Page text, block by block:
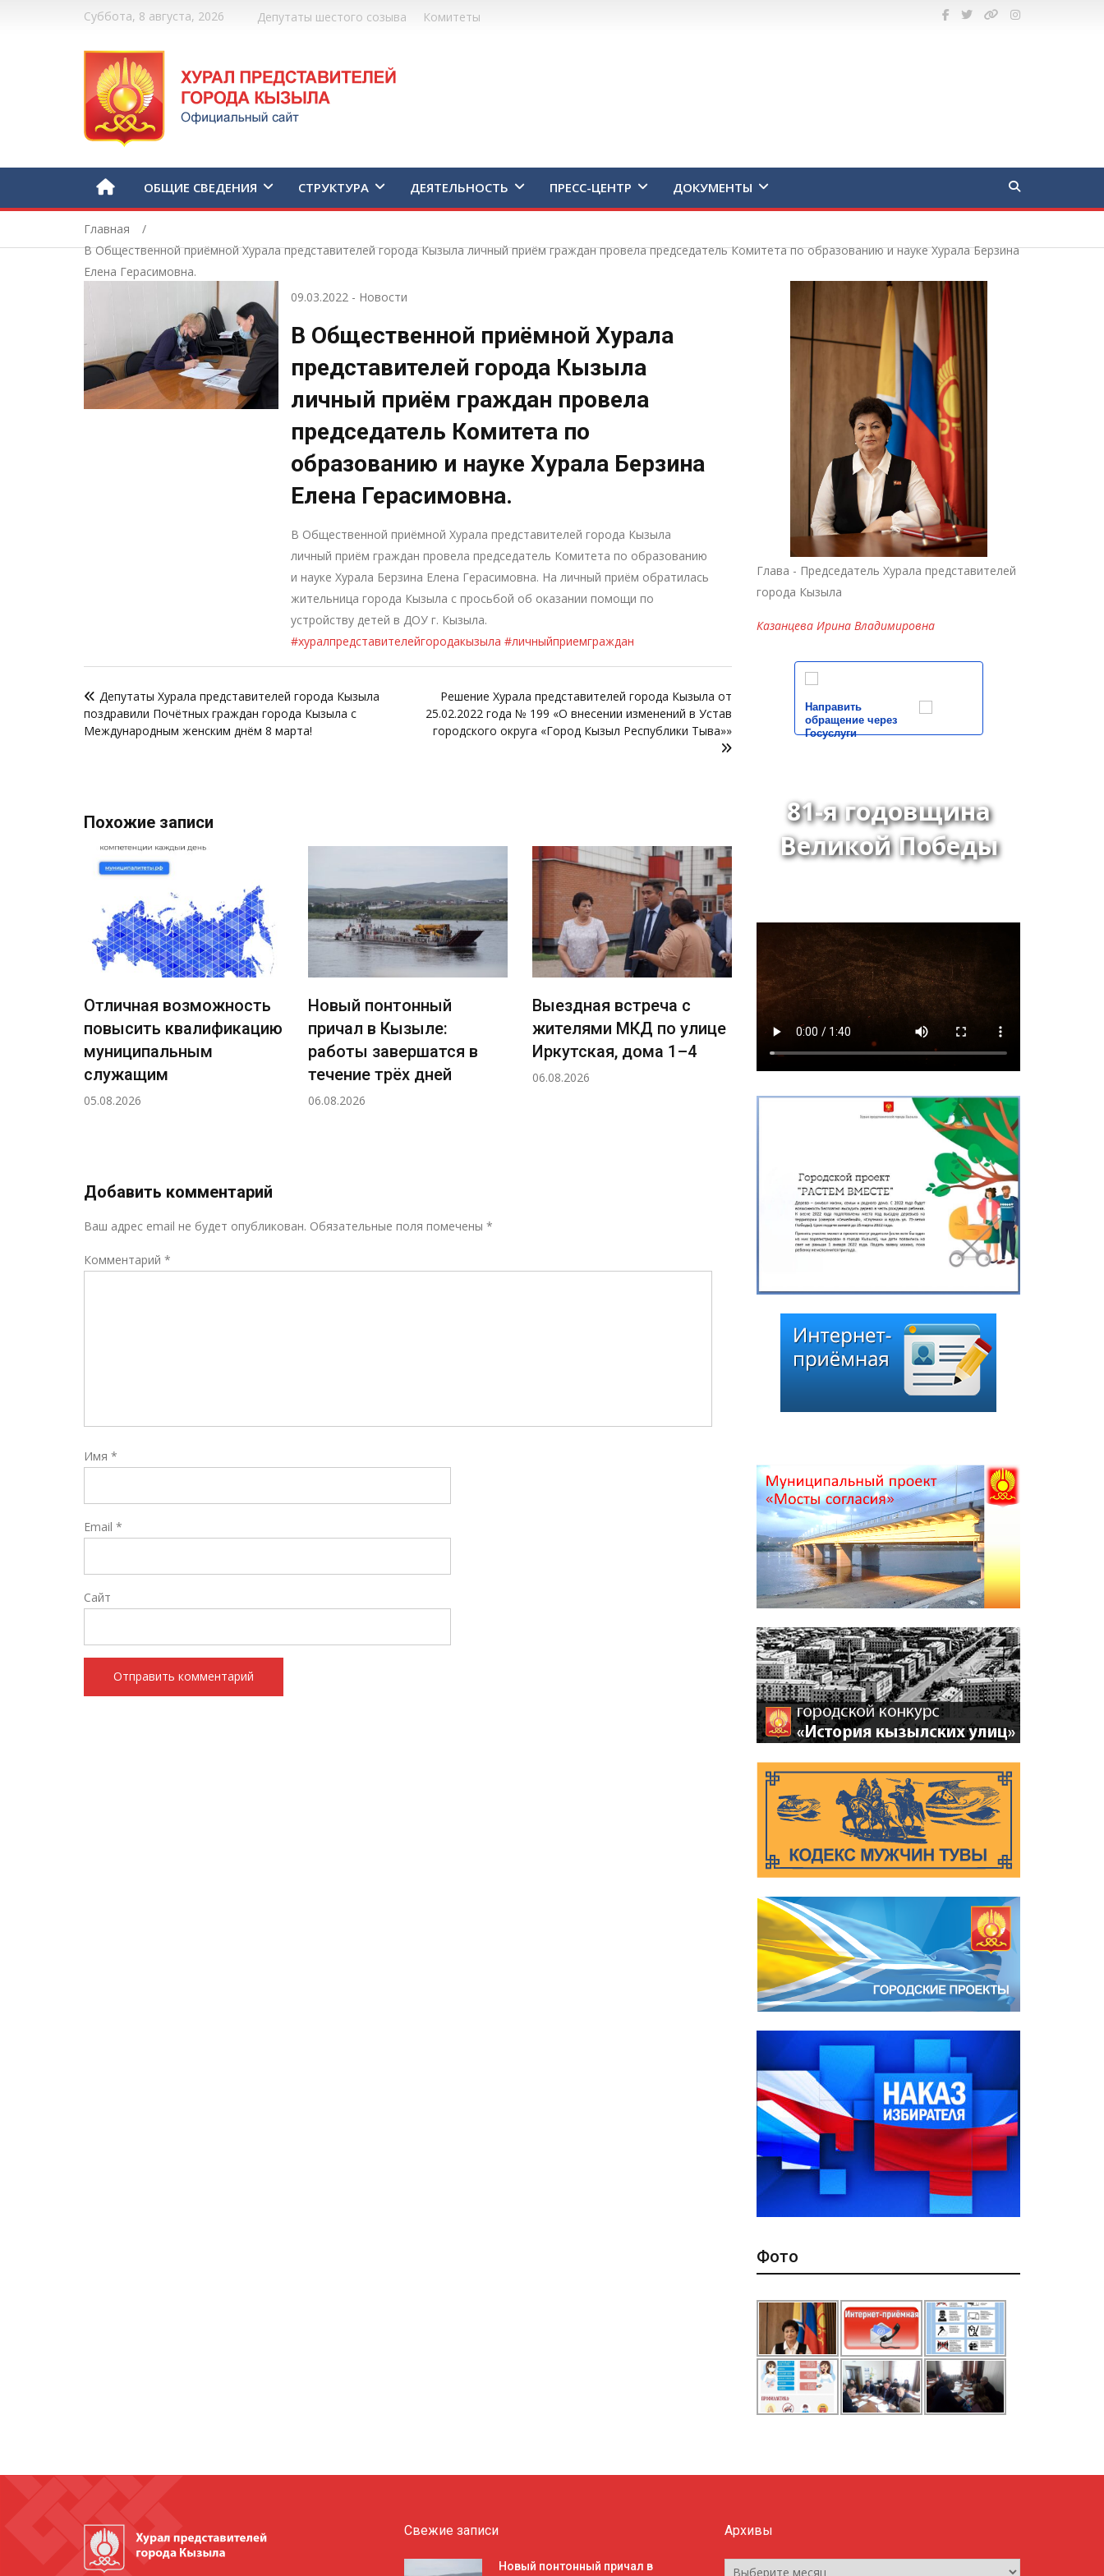
Суббота, 8 августа, 2026 Депутаты шестого созыва Комитеты
ОБЩИЕ СВЕДЕНИЯ СТРУКТУРА ДЕЯТЕЛЬНОСТЬ ПРЕСС-ЦЕНТР ДОКУМЕНТЫ
Главная
В Общественной приёмной Хурала представителей города Кызыла личный приём граждан провела председатель Комитета по образованию и науке Хурала Берзина
Елена Герасимовна.
09.03.2022 - Новости
В Общественной приёмной Хурала
представителей города Кызыла
личный приём граждан провела
председатель Комитета по
образованию и науке Хурала Берзина
Елена Герасимовна.
В Общественной приёмной Хурала представителей города Кызыла
личный приём граждан провела председатель Комитета по образованию
и науке Хурала Берзина Елена Герасимовна. На личный приём обратилась
жительница города Кызыла с просьбой об оказании помощи по
устройству детей в ДОУ г. Кызыла.
#хуралпредставителейгородакызыла #личныйприемграждан
по
записям
Депутаты Хурала представителей города Кызыла
поздравили Почётных граждан города Кызыла с
Международным женским днём 8 марта!
Решение Хурала представителей города Кызыла от
25.02.2022 года № 199 «О внесении изменений в Устав
городского округа «Город Кызыл Республики Тыва»»
Похожие записи
Отличная возможность
повысить квалификацию
муниципальным
служащим
05.08.2026
Новый понтонный
причал в Кызыле:
работы завершатся в
течение трёх дней
06.08.2026
Выездная встреча с
жителями МКД по улице
Иркутская, дома 1–4
06.08.2026
Глава города Кызыла
Ирина Казанцева
поздравила с 92-летием
Почётного гражданина
города Кызыла Григория
Чоодуевича Ширшина
Добавить комментарий
Ваш адрес email не будет опубликован. Обязательные поля помечены *
Комментарий *
Имя *
Email *
Сайт
Глава - Председатель Хурала представителей
города Кызыла
Казанцева Ирина Владимировна
Направить
обращение через
Госуслуги
81-я годовщина
Великой Победы
Фото
Свежие записи
Новый понтонный причал в
Архивы
Архивы